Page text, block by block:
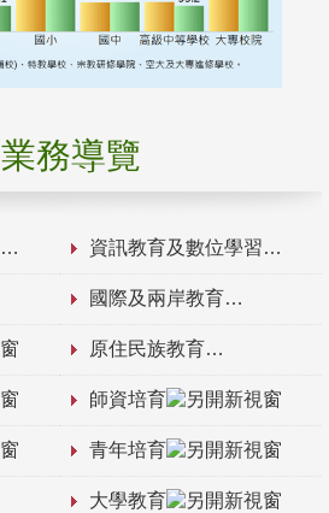
業務導覽
資訊教育及數位學習
國際及兩岸教育
原住民族教育
師資培育
青年培育
大學教育